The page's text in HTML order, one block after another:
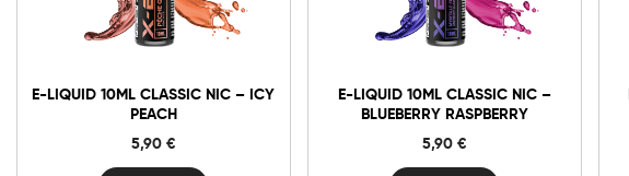
E-LIQUID 10ML CLASSIC NIC – ICY
PEACH
5,90 €
E-LIQUID 10ML CLASSIC NIC –
BLUEBERRY RASPBERRY
5,90 €